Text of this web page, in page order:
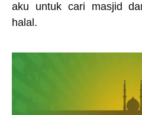
aku untuk cari masjid
halal.